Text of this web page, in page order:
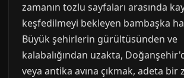
zamanın tozlu sayfaları arasında
keşfedilmeyi bekleyen bambaşka
Büyük şehirlerin gürültüsünden ve
kalabalığından uzakta,
veya antika avına çıkmak, adeta bir